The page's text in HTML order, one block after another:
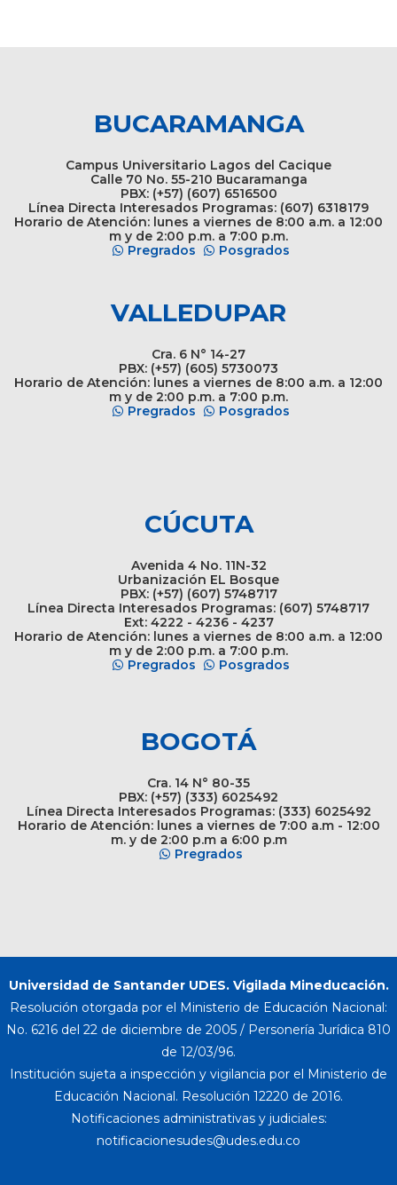
BUCARAMANGA
Campus Universitario Lagos del Cacique
Calle 70 No. 55-210 Bucaramanga
PBX: (+57) (607) 6516500
Línea Directa Interesados Programas: (607) 6318179
Horario de Atención: lunes a viernes de 8:00 a.m. a 12:00
m y de 2:00 p.m. a 7:00 p.m.
Pregrados
Posgrados
VALLEDUPAR
Cra. 6 N° 14-27
PBX: (+57) (605) 5730073
Horario de Atención: lunes a viernes de 8:00 a.m. a 12:00
m y de 2:00 p.m. a 7:00 p.m.
Pregrados
Posgrados
CÚCUTA
Avenida 4 No. 11N-32
Urbanización EL Bosque
PBX: (+57) (607) 5748717
Línea Directa Interesados Programas: (607) 5748717
Ext: 4222 - 4236 - 4237
Horario de Atención: lunes a viernes de 8:00 a.m. a 12:00
m y de 2:00 p.m. a 7:00 p.m.
Pregrados
Posgrados
BOGOTÁ
Cra. 14 N° 80-35
PBX: (+57) (333) 6025492
Línea Directa Interesados Programas: (333) 6025492
Horario de Atención: lunes a viernes de 7:00 a.m - 12:00
m. y de 2:00 p.m a 6:00 p.m
Pregrados
Universidad de Santander UDES. Vigilada Mineducación.
Resolución otorgada por el Ministerio de Educación Nacional:
No. 6216 del 22 de diciembre de 2005 / Personería Jurídica 810
de 12/03/96.
Institución sujeta a inspección y vigilancia por el Ministerio de
Educación Nacional. Resolución 12220 de 2016.
Notificaciones administrativas y judiciales: